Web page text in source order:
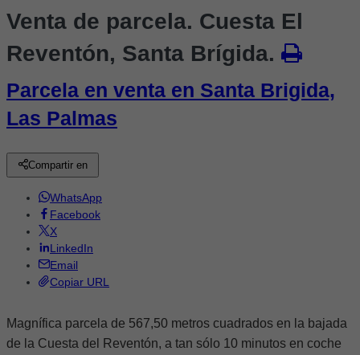
Venta de parcela. Cuesta El
Reventón, Santa Brígida.
Parcela en venta en Santa Brigida,
Las Palmas
Compartir en
WhatsApp
Facebook
X
LinkedIn
Email
Copiar URL
Magnífica parcela de 567,50 metros cuadrados en la bajada
de la Cuesta del Reventón, a tan sólo 10 minutos en coche